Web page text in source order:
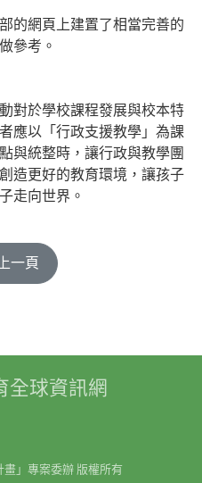
的網頁上建置了相當完善的
參考。
對於學校課程發展與校本特
應以「行政支援教學」為課
與統整時，讓行政與教學團
造更好的教育環境，讓孩子
走向世界。
一頁
全球資訊網
」專案委辦 版權所有